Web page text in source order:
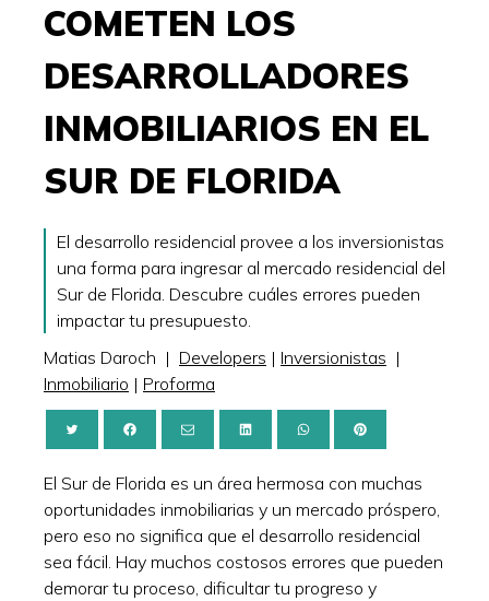
COMETEN LOS
DESARROLLADORES
INMOBILIARIOS EN EL
SUR DE FLORIDA
El desarrollo residencial provee a los inversionistas
una forma para ingresar al mercado residencial del
Sur de Florida. Descubre cuáles errores pueden
impactar tu presupuesto.
Matias Daroch | Developers | Inversionistas |
Inmobiliario | Proforma
El Sur de Florida es un área hermosa con muchas
oportunidades inmobiliarias y un mercado próspero,
pero eso no significa que el desarrollo residencial
sea fácil. Hay muchos costosos errores que pueden
demorar tu proceso, dificultar tu progreso y